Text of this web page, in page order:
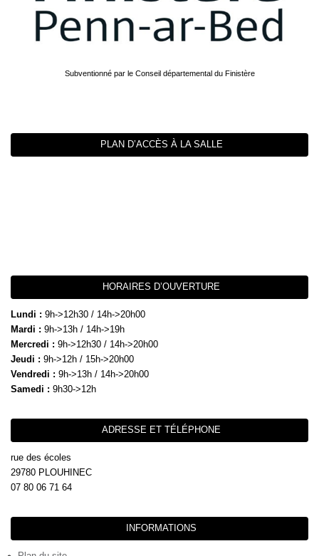
Subventionné par le Conseil départemental du Finistère
PLAN D’ACCÈS À LA SALLE
HORAIRES D’OUVERTURE
Lundi : 9h->12h30 / 14h->20h00
Mardi : 9h->13h / 14h->19h
Mercredi : 9h->12h30 / 14h->20h00
Jeudi : 9h->12h / 15h->20h00
Vendredi : 9h->13h / 14h->20h00
Samedi : 9h30->12h
ADRESSE ET TÉLÉPHONE
rue des écoles
29780 PLOUHINEC
07 80 06 71 64
INFORMATIONS